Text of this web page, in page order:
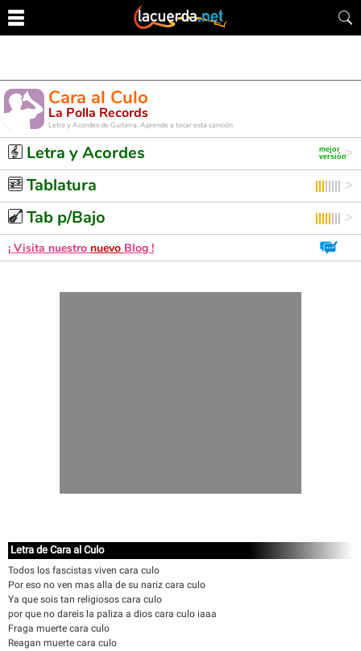
Cara al Culo
La Polla Records
Letra y Acordes de Guitarra. Aprende a tocar esta canción
Letra y Acordes
Tablatura
Tab p/Bajo
¡ Visita nuestro nuevo Blog !
Letra de Cara al Culo
Todos los fascistas viven cara culo
Por eso no ven mas alla de su nariz cara culo
Ya que sois tan religiosos cara culo
por que no dareis la paliza a dios cara culo iaaa
Fraga muerte cara culo
Reagan muerte cara culo